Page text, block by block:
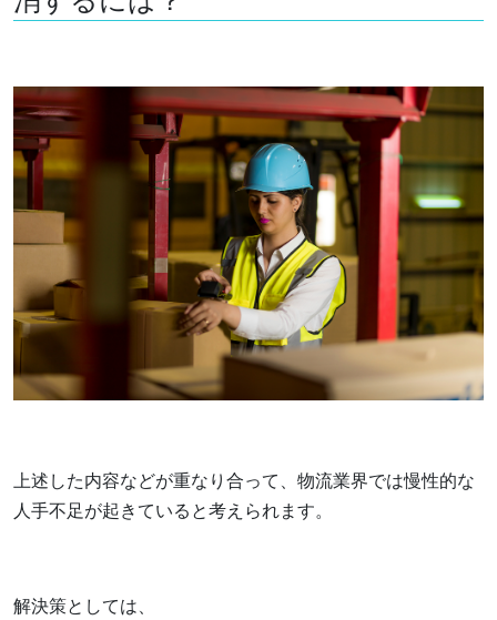
上述した内容などが重なり合って、物流業界では慢性的な
人手不足が起きていると考えられます。
解決策としては、